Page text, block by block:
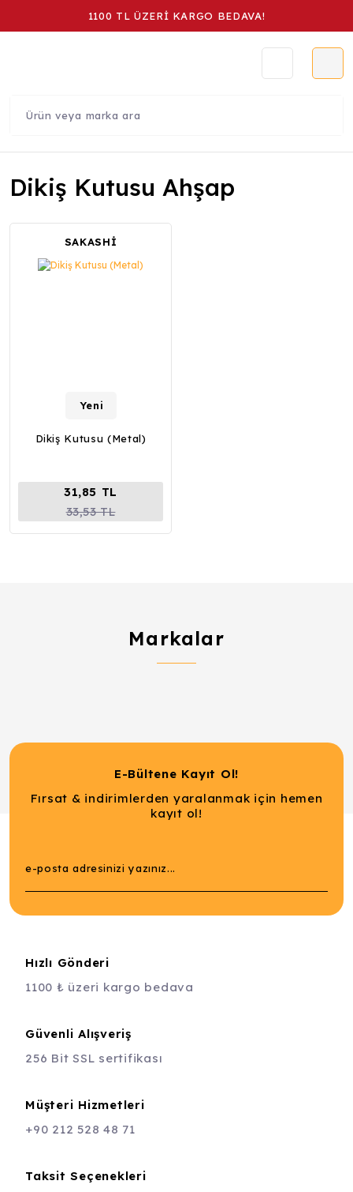
1100 TL ÜZERİ KARGO BEDAVA!
Dikiş Kutusu Ahşap
SAKASHİ
Yeni
Dikiş Kutusu (Metal)
31,85 TL
33,53 TL
Markalar
E-Bültene Kayıt Ol!
Fırsat & indirimlerden yaralanmak için hemen
kayıt ol!
Hızlı Gönderi
1100 ₺ üzeri kargo bedava
Güvenli Alışveriş
256 Bit SSL sertifikası
Müşteri Hizmetleri
+90 212 528 48 71
Taksit Seçenekleri